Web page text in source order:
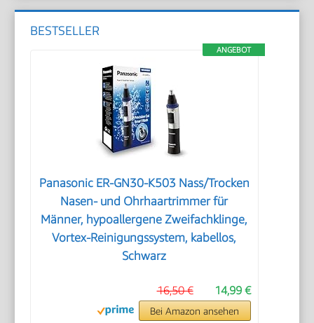
BESTSELLER
ANGEBOT
Panasonic ER-GN30-K503 Nass/Trocken
Nasen- und Ohrhaartrimmer für
Männer, hypoallergene Zweifachklinge,
Vortex-Reinigungssystem, kabellos,
Schwarz
14,99 €
16,50 €
Bei Amazon ansehen